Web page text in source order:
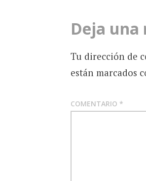
Deja una
Tu dirección de
están marcados
COMENTARIO *